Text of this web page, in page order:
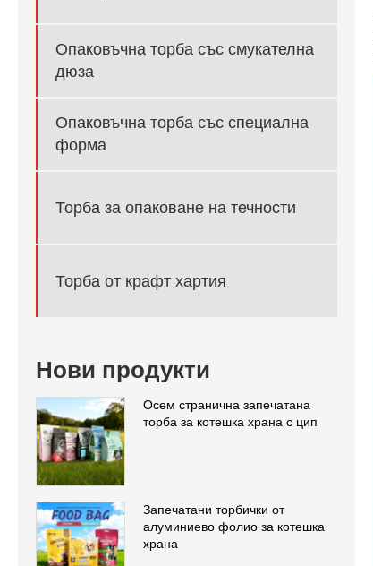
Опаковъчна торба със смукателна
дюза
Опаковъчна торба със специална
форма
Торба за опаковане на течности
Торба от крафт хартия
Нови продукти
Осем странична запечатана
торба за котешка храна с цип
Запечатани торбички от
алуминиево фолио за котешка
храна